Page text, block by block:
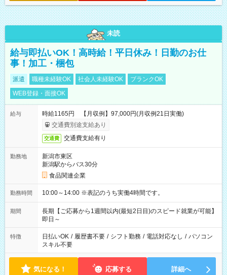
未読
給与即払いOK！高時給！平日休み！日勤のお仕
事！加工・梱包
派遣 職種未経験OK 社会人未経験OK
ブランクOK
WEB登録・面接OK
給与
時給1165円 【月収例】97,000円(月収例21日実働)
交通費別途支給あり
交通費 交通費支給有り
勤務地
新潟市東区
新潟駅からバス30分
食品関連企業
勤務時間 10:00～14:00 ※表記のうち実働4時間です。
期間
長期【ご応募から1週間以内(最短2日目)のスピード就業が可能】
即日～
特徴 日払いOK / 履歴書不要 / シフト勤務 / 電話対応なし / パソコン
スキル不要
気になる！ 応募する 詳細へ